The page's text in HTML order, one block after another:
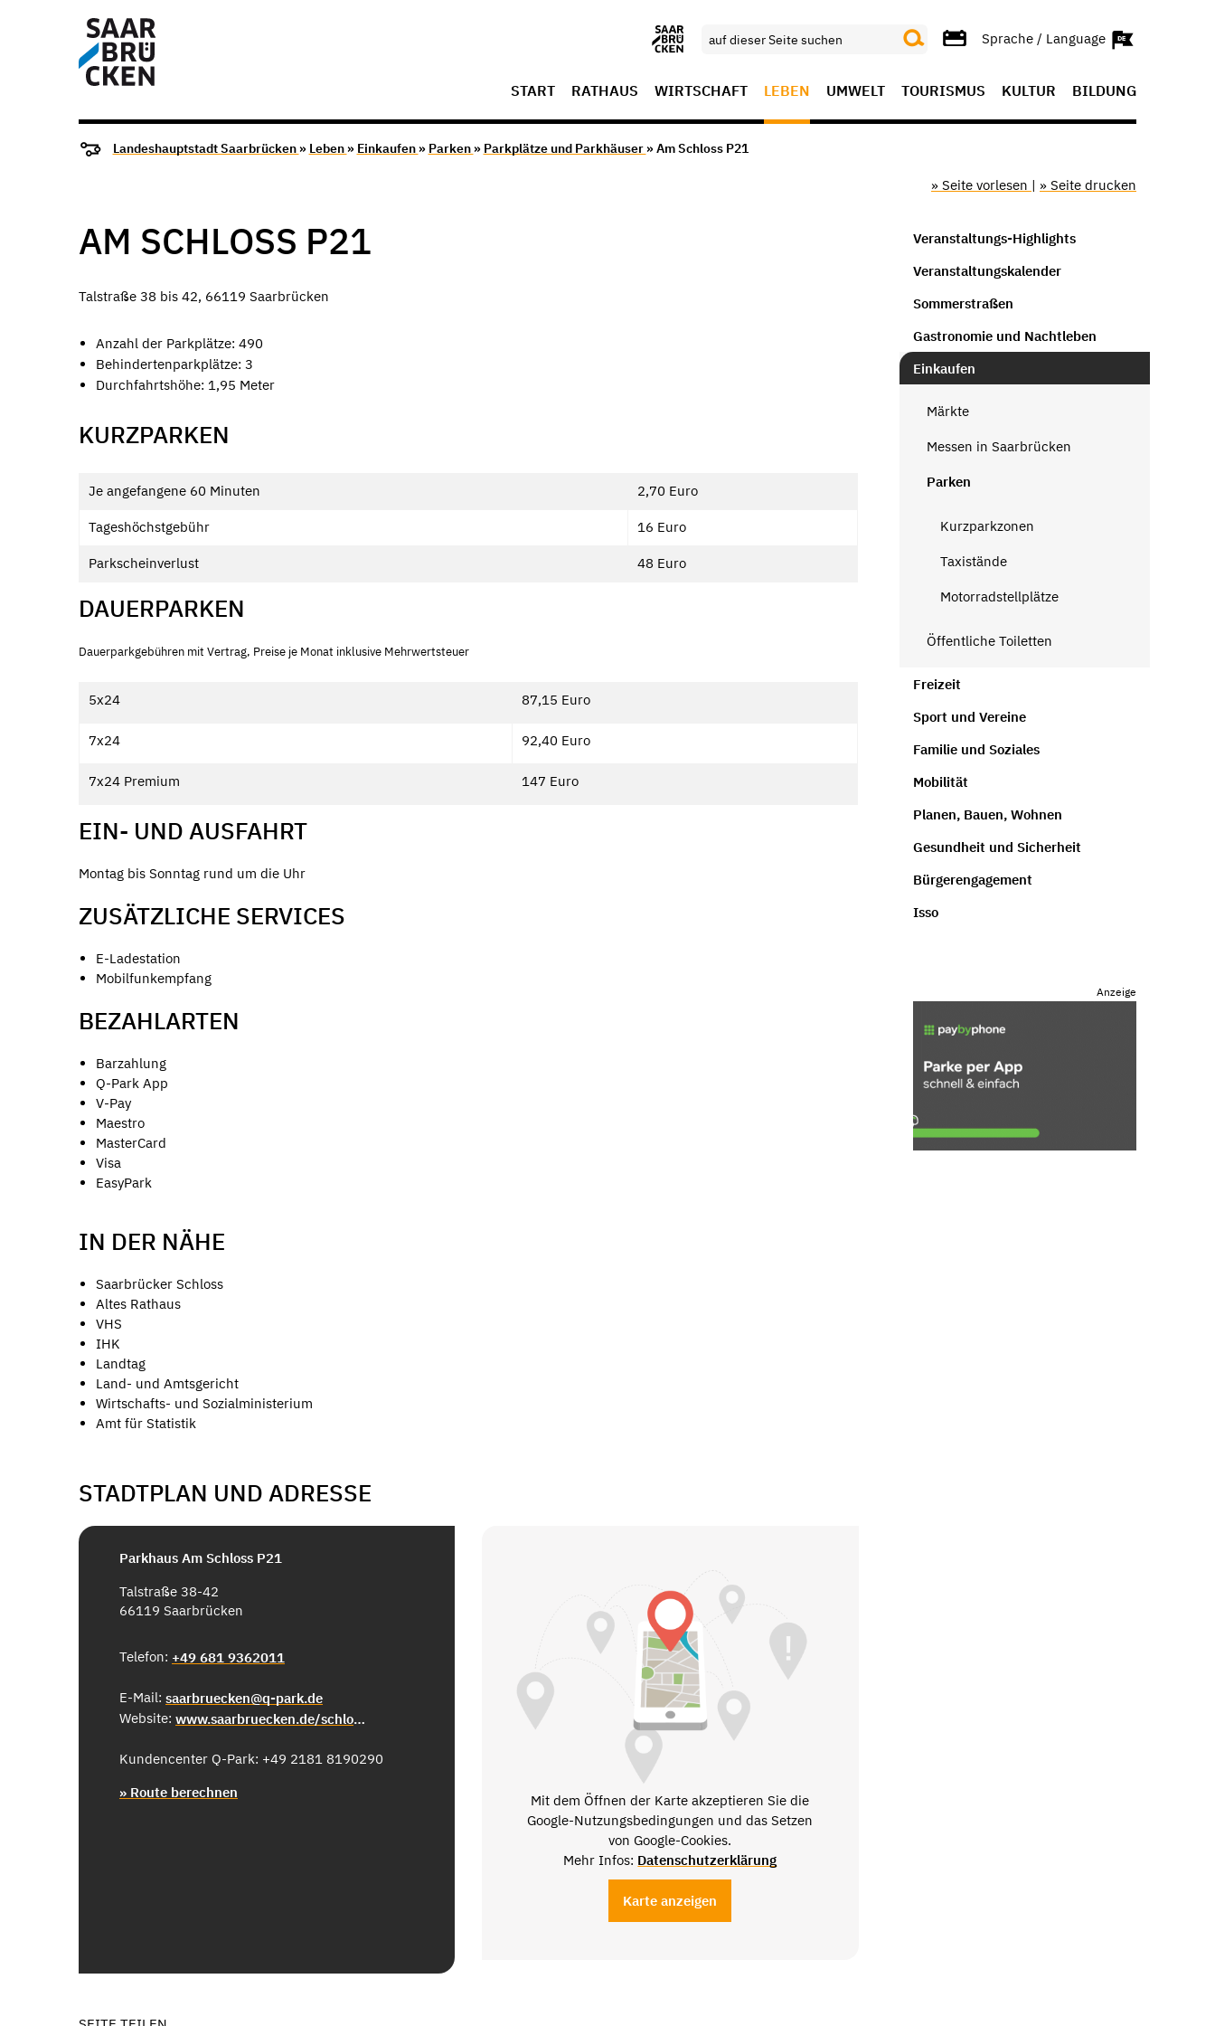
Sprache / Language
START RATHAUS WIRTSCHAFT LEBEN UMWELT TOURISMUS KULTUR BILDUNG
Landeshauptstadt Saarbrücken » Leben » Einkaufen » Parken » Parkplätze und Parkhäuser » Am Schloss P21
» Seite vorlesen | » Seite drucken
AM SCHLOSS P21
Talstraße 38 bis 42, 66119 Saarbrücken
Anzahl der Parkplätze: 490
Behindertenparkplätze: 3
Durchfahrtshöhe: 1,95 Meter
​KURZPARKEN
Je angefangene 60 Minuten 2,70 Euro
Tageshöchstgebühr 16 Euro
Parkscheinverlust 48 Euro
DAUERPARKEN
Dauerparkgebühren mit Vertrag, Preise je Monat inklusive Mehrwertsteuer
5x24 87,15 Euro
7x24 92,40 Euro
7x24 Premium 147 Euro
EIN- UND AUSFAHRT
Montag bis Sonntag rund um die Uhr
ZUSÄTZLICHE SERVICES
E-Ladestation
Mobilfunkempfang
BEZAHLARTEN
Barzahlung
Q-Park App
V-Pay
Maestro
MasterCard
Visa
EasyPark
IN DER NÄHE
Saarbrücker Schloss
Altes Rathaus
VHS
IHK
Landtag
Land- und Amtsgericht
Wirtschafts- und Sozialministerium
Amt für Statistik
STADTPLAN UND ADRESSE
Parkhaus Am Schloss P21
Talstraße 38-42
66119 Saarbrücken
Telefon: +49 681 9362011
E-Mail: saarbruecken@q-park.de
Website:
www.saarbruecken.de/schlossp21
Kundencenter Q-Park: +49 2181 8190290
» Route berechnen
Mit dem Öffnen der Karte akzeptieren Sie die
Google-Nutzungsbedingungen und das Setzen
von Google-Cookies.
Mehr Infos: Datenschutzerklärung
Karte anzeigen
Veranstaltungs-Highlights
Veranstaltungskalender
Sommerstraßen
Gastronomie und Nachtleben
Einkaufen
Märkte
Messen in Saarbrücken
Parken
Kurzparkzonen
Taxistände
Motorradstellplätze
Öffentliche Toiletten
Freizeit
Sport und Vereine
Familie und Soziales
Mobilität
Planen, Bauen, Wohnen
Gesundheit und Sicherheit
Bürgerengagement
Isso
Anzeige